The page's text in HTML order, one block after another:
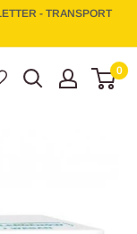
- TRANSPORT
0